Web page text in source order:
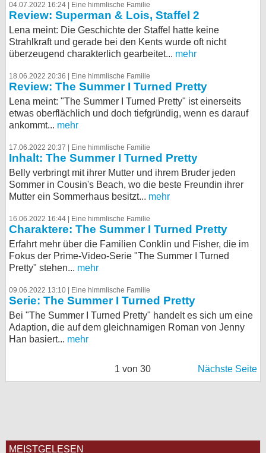
04.07.2022 16:24 | Eine himmlische Familie
Review: Superman & Lois, Staffel 2
Lena meint: Die Geschichte der Staffel hatte keine
Strahlkraft und gerade bei den Kents wurde oft nicht
überzeugend charakterlich gearbeitet... mehr
18.06.2022 20:36 | Eine himmlische Familie
Review: The Summer I Turned Pretty
Lena meint: "The Summer I Turned Pretty" ist einerseits
etwas oberflächlich und doch tiefgründig, wenn es darauf
ankommt... mehr
17.06.2022 20:37 | Eine himmlische Familie
Inhalt: The Summer I Turned Pretty
Belly verbringt mit ihrer Mutter und ihrem Bruder jeden
Sommer in Cousin's Beach, wo die beste Freundin ihrer
Mutter ein Sommerhaus besitzt... mehr
16.06.2022 16:44 | Eine himmlische Familie
Charaktere: The Summer I Turned Pretty
Erfahrt mehr über die Familien Conklin und Fisher, die im
Fokus der Prime-Video-Serie "The Summer I Turned
Pretty" stehen... mehr
09.06.2022 13:10 | Eine himmlische Familie
Serie: The Summer I Turned Pretty
Bei "The Summer I Turned Pretty" handelt es sich um eine
Adaption, die auf dem gleichnamigen Roman von Jenny
Han basiert... mehr
1 von 30 Nächste Seite
MEISTGELESEN